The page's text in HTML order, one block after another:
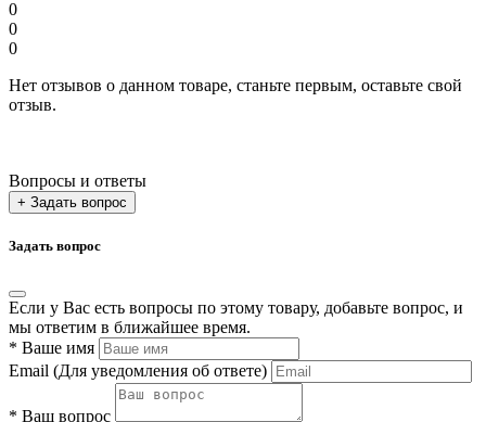
0
0
0
Нет отзывов о данном товаре, станьте первым, оставьте свой
отзыв.
Вопросы и ответы
+ Задать вопрос
Задать вопрос
Если у Вас есть вопросы по этому товару, добавьте вопрос, и
мы ответим в ближайшее время.
* Ваше имя
Email (Для уведомления об ответе)
* Ваш вопрос